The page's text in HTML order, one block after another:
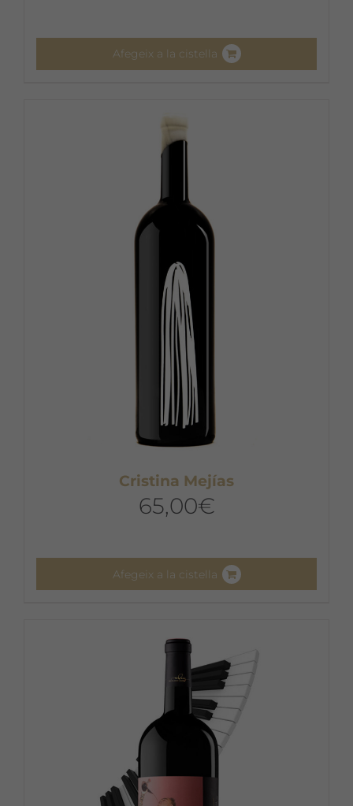
Afegeix a la cistella
Cristina Mejías
65,00€
Afegeix a la cistella